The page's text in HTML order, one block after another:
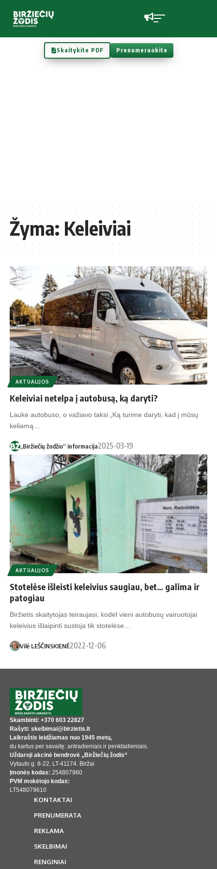
Skaitykite PDF Prenumeruokite
Žyma:Keleiviai
AKTUALIJOS
Keleiviai netelpa į autobusą, ką daryti?
Laukė autobuso, o važiavo taksi „Ką turime daryti, kad į mūsų
keliamą…
„Biržiečių žodžio“ informacija2025-03-19
AKTUALIJOS
Stotelėse išleisti keleivius saugiau, bet… galima ir
patogiau
Biržietis skaitytojas teiraujasi, kodėl vieni autobusų vairuotojai
keleivius išlaipinti sustoja tik stotelėse…
Vilė LEŠČINSKIENĖ2022-12-06
Skambinti: +370 603 22827
Rašyti: skelbimai@birzietis.lt
Laikraštis leidžiamas nuo 1945 metų,
du kartus per savaitę: antradieniais ir penktadieniais.
Uždaroji akcinė bendrovė „Biržiečių žodis“
Vytauto g. 8-22, LT-41174. Biržai
Įmonės kodas: 254807960
PVM mokėtojo kodas:
LT548079610
KONTAKTAI
PRENUMERATA
REKLAMA
SKELBIMAI
RENGINIAI